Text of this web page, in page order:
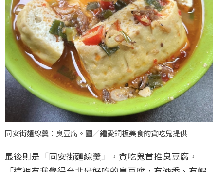
同安街麵線羹：臭豆腐。圖／鍾愛銅板美食的貪吃鬼提供
最後則是「同安街麵線羹」，貪吃鬼首推臭豆腐，